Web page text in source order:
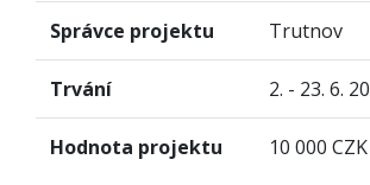
Správce projektu Trutnov
Trvání 2. - 23. 6.
Hodnota projektu 10 000